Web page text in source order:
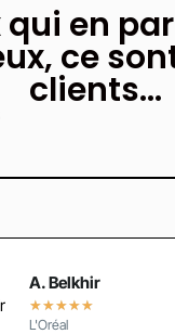
qui en
ce
clients...​
A. Belkhir
★★★★★
L'Oréal